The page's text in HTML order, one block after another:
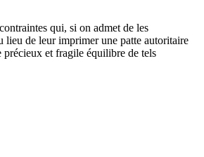
qui, si on admet de les
lieu de leur imprimer une patte autoritaire
précieux et fragile équilibre de tels